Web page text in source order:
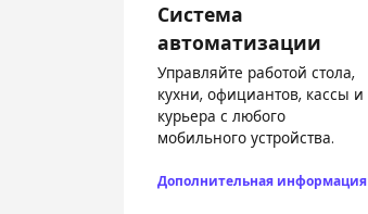
Система
автоматизации
Управляйте работой стола,
кухни, официантов, кассы и
курьера с любого
мобильного устройства.
Дополнительная информация